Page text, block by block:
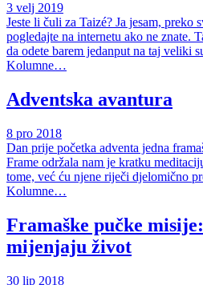
3 velj 2019
Jeste li čuli za Taizé? Ja jesam, preko
pogledajte na internetu ako ne znate.
da odete barem jedanput na taj veliki
Kolumne…
Adventska avantura
8 pro 2018
Dan prije početka adventa jedna
Frame održala nam je kratku
tome, već ću njene riječi djelomično
Kolumne…
Framaške pučke
mijenjaju život
30 lip 2018